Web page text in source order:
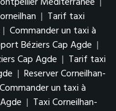
| Tarif taxi
| Commander un taxi à
Béziers Cap Agde |
Cap Agde | Tarif taxi
| Reserver Corneilhan-
Commander un taxi à
| Taxi Corneilhan-